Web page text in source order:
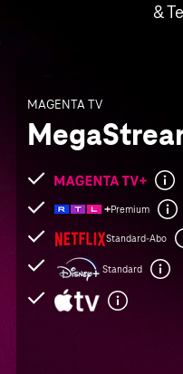
&
MAGENTA TV
Folgende
Leistungen
enthalten
Premium
Standard-Abo
Standard